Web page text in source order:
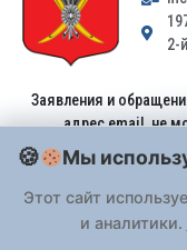
2-
Заявления и
адрес email, не
Федерального
принимаются только:
или
Мы
Этот сайт
и аналитики.